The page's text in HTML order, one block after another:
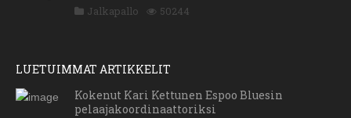
Jalkapallo 50244
LUETUIMMAT ARTIKKELIT
Kokenut Kari Kettunen Espoo Bluesin
pelaajakoordinaattoriksi